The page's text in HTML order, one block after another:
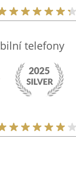
telefony